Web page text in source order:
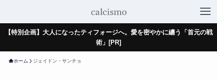
【特別企画】大人になったティフォージへ。愛を密やかに纏う「首元の戦
術」[PR]
ホーム ジェイドン・サンチョ